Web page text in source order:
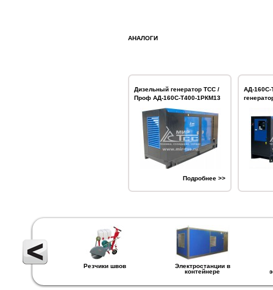
АНАЛОГИ
Дизельный генератор ТСС /
Проф АД-160С-Т400-1РКМ13
Подробнее >>
АД-160С-
Резчики швов
Электростанции в
контейнере